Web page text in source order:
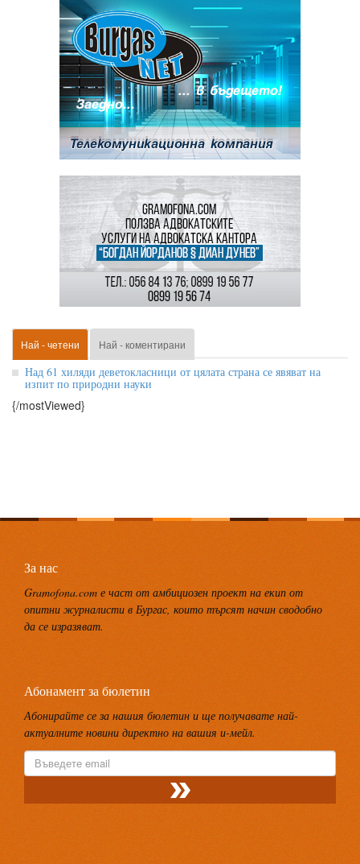
Най - четени Най - коментирани
Над 61 хиляди деветокласници от цялата страна се явяват на
изпит по природни науки
{/mostViewed}
За нас
Gramofona.com е част от амбициозен проект на екип от
опитни журналисти в Бургас, които търсят начин сводобно
да се изразяват.
Абонамент за бюлетин
Абонирайте се за нашия бюлетин и ще получавате най-
актуалните новини директно на вашия и-мейл.